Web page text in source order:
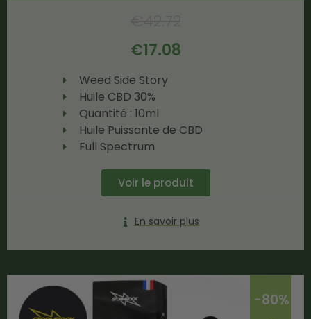
€17.08
Weed Side Story
Huile CBD 30%
Quantité : 10ml
Huile Puissante de CBD
Full Spectrum
Voir le produit
En savoir plus
-80%